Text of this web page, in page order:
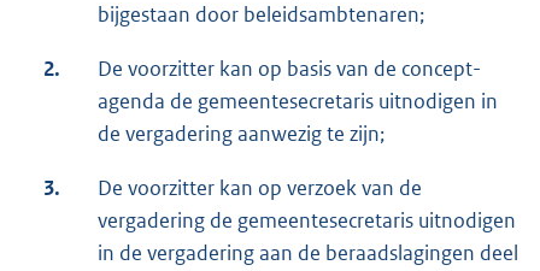
bijgestaan door beleidsambtenaren;
2.
De voorzitter kan op basis van de concept-
agenda de gemeentesecretaris uitnodigen in
de vergadering aanwezig te zijn;
3.
De voorzitter kan op verzoek van de
vergadering de gemeentesecretaris uitnodigen
in de vergadering aan de beraadslagingen deel